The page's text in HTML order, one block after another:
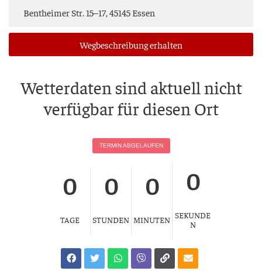
Weg­be­schrei­bung erhalten
Wet­ter­da­ten sind aktu­ell nicht
ver­füg­bar für die­sen Ort
TER­MIN ABGELAUFEN
0
TAGE
0
STUNDEN
0
MINUTEN
0
SEKUNDE
N